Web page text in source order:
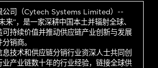
公司（Cytech Systems Limited）--
来”，是一家深耕中国本土并辐射全球、
可持续价值并推动供应链产业创新与发展
销商。
技术和供应链分销行业资深人士共同创
业产业链数十年的行业经验，链接全球供